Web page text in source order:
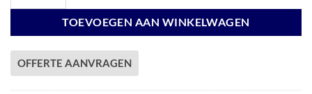
TOEVOEGEN AAN WINKELWAGEN
OFFERTE AANVRAGEN